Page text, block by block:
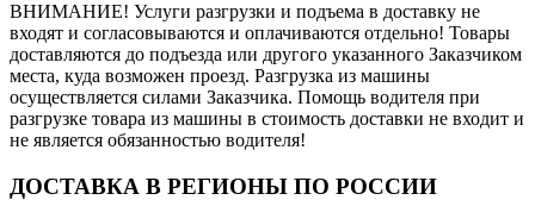
ВНИМАНИЕ! Услуги разгрузки и подъема в доставку не
входят и согласовываются и оплачиваются отдельно! Товары
доставляются до подъезда или другого указанного Заказчиком
места, куда возможен проезд. Разгрузка из машины
осуществляется силами Заказчика. Помощь водителя при
разгрузке товара из машины в стоимость доставки не входит и
не является обязанностью водителя!
ДОСТАВКА В РЕГИОНЫ ПО РОССИИ